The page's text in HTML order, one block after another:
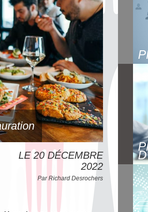
LE 20 DÉCEMBRE
2022
Par Richard Desrochers